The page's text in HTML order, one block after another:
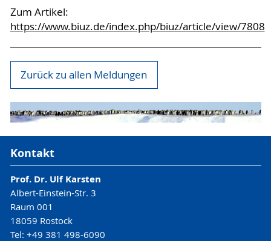
Zum Artikel:
https://www.biuz.de/index.php/biuz/article/view/7808
Zurück zu allen Meldungen
Kontakt
Prof. Dr. Ulf Karsten
Albert-Einstein-Str. 3
Raum 001
18059 Rostock
Tel: +49 381 498-6090